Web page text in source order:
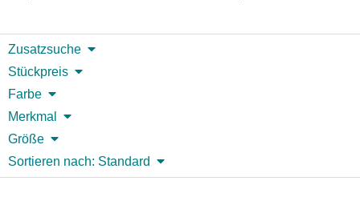
Zusatzsuche
Stückpreis
Farbe
Merkmal
Größe
Sortieren nach: Standard